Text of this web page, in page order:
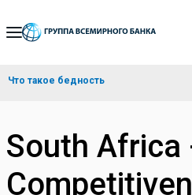
Skip
Navigation
Что такое бедность
South Africa